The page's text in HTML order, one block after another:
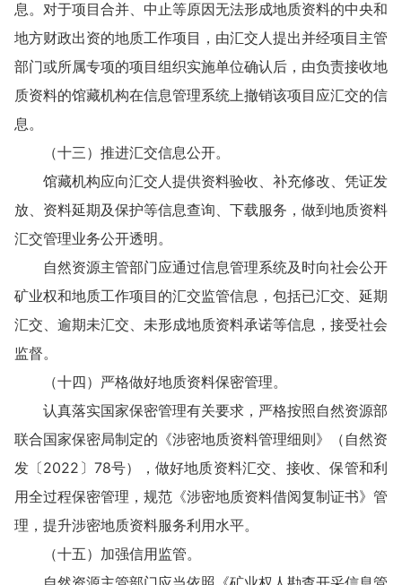
息。对于项目合并、中止等原因无法形成地质资料的中央和
地方财政出资的地质工作项目，由汇交人提出并经项目主管
部门或所属专项的项目组织实施单位确认后，由负责接收地
质资料的馆藏机构在信息管理系统上撤销该项目应汇交的信
息。
（十三）推进汇交信息公开。
馆藏机构应向汇交人提供资料验收、补充修改、凭证发
放、资料延期及保护等信息查询、下载服务，做到地质资料
汇交管理业务公开透明。
自然资源主管部门应通过信息管理系统及时向社会公开
矿业权和地质工作项目的汇交监管信息，包括已汇交、延期
汇交、逾期未汇交、未形成地质资料承诺等信息，接受社会
监督。
（十四）严格做好地质资料保密管理。
认真落实国家保密管理有关要求，严格按照自然资源部
联合国家保密局制定的《涉密地质资料管理细则》（自然资
发〔2022〕78号），做好地质资料汇交、接收、保管和利
用全过程保密管理，规范《涉密地质资料借阅复制证书》管
理，提升涉密地质资料服务利用水平。
（十五）加强信用监管。